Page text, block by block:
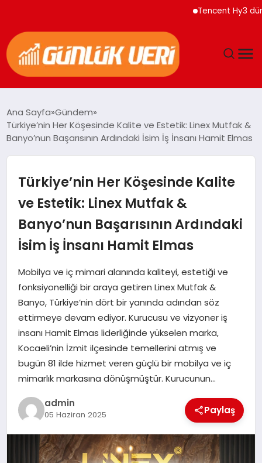
Tencent Hy3 dünya
GÜNDEM
EKONOMI
SPOR
TEKNOLOJI
Ana Sayfa Gündem
Türkiye’nin Her Köşesinde Kalite ve Estetik: Linex Mutfak &
Banyo’nun Başarısının Ardındaki İsim İş İnsanı Hamit Elmas
Türkiye’nin Her Köşesinde Kalite
ve Estetik: Linex Mutfak &
Banyo’nun Başarısının Ardındaki
İsim İş İnsanı Hamit Elmas
Mobilya ve iç mimari alanında kaliteyi, estetiği ve
fonksiyonelliği bir araya getiren Linex Mutfak &
Banyo, Türkiye’nin dört bir yanında adından söz
ettirmeye devam ediyor. Kurucusu ve vizyoner iş
insanı Hamit Elmas liderliğinde yükselen marka,
Kocaeli’nin İzmit ilçesinde temellerini atmış ve
bugün 81 ilde hizmet veren güçlü bir mobilya ve iç
mimarlık markasına dönüşmüştür. Kurucunun…
admin
05 Haziran 2025 Paylaş